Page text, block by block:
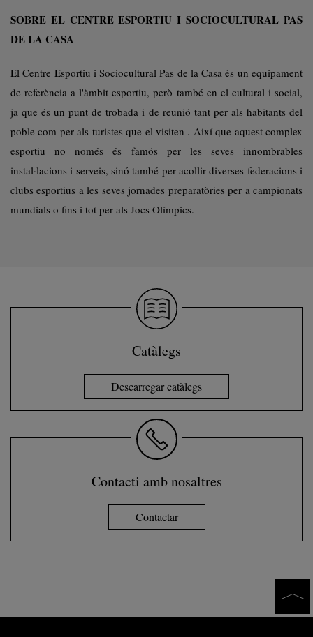
SOBRE EL CENTRE ESPORTIU I SOCIOCULTURAL PAS
DE LA CASA
El Centre Esportiu i Sociocultural Pas de la Casa és un equipament
de referència a l'àmbit esportiu, però també en el cultural i social,
ja que és un punt de trobada i de reunió tant per als habitants del
poble com per als turistes que el visiten . Així que aquest complex
esportiu no només és famós per les seves innombrables
instal·lacions i serveis, sinó també per acollir diverses federacions i
clubs esportius a les seves jornades preparatòries per a campionats
mundials o fins i tot per als Jocs Olímpics.
Catàlegs
Descarregar catàlegs
Contacti amb nosaltres
Contactar